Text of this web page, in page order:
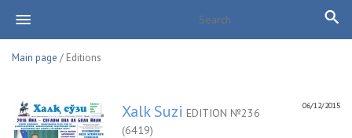
Main page / Editions
06/12/2015
Xalk Suzi EDITION №236
(6419)